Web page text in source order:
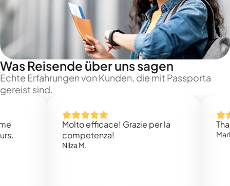
Was Reisende über uns sagen
Echte Erfahrungen von Kunden, die mit Passporta
gereist sind.
Molto efficace! Grazie per la
competenza!
Nilza M.
Thank
Mark N.